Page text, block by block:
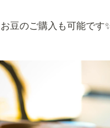
お豆のご購入も可能です